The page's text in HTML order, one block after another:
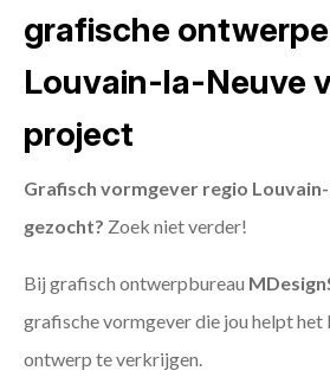
grafische
Louvain-la-Neuve
project
Grafisch vormgever regio
gezocht? Zoek niet verder!
Bij grafisch ontwerpbureau
grafische vormgever die jou helpt het
ontwerp te verkrijgen.